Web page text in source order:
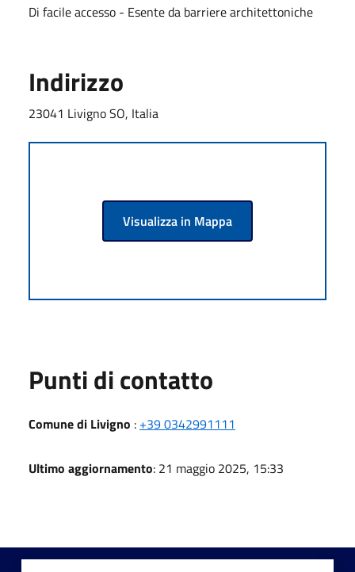
Di facile accesso - Esente da barriere architettoniche
Indirizzo
23041 Livigno SO, Italia
Visualizza in Mappa
Punti di contatto
Comune di Livigno : +39 0342991111
Ultimo aggiornamento: 21 maggio 2025, 15:33